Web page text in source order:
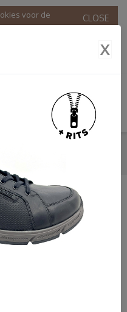
CLOSE
voor de
u in met ons
met onze
X